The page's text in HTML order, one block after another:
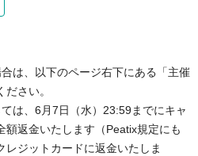
は、以下のページ右下にある「主催
さい。
は、6月7日（水）23:59までにキャ
額返金いたします（Peatix規定にも
レジットカードに返金いたしま